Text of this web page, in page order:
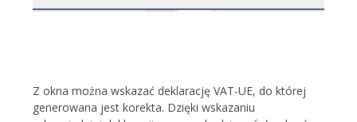
Z okna można wskazać deklarację VAT-UE, do której
generowana jest korekta. Dzięki wskazaniu